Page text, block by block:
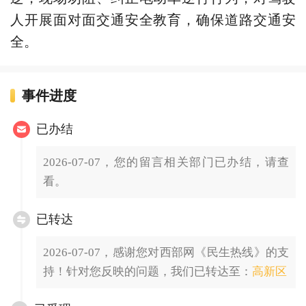
人开展面对面交通安全教育，确保道路交通安
全。
事件进度
已办结
2026-07-07，您的留言相关部门已办结，请查
看。
已转达
2026-07-07，感谢您对西部网《民生热线》的支
持！针对您反映的问题，我们已转达至： 高新区